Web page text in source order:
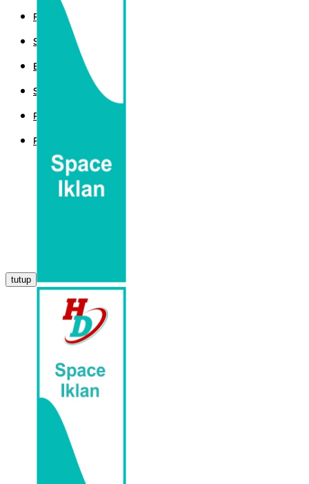
POLITIK
SPORT
EKBIS
SAINTEK
PEMERINTAHAN
PARLEMEN
tutup